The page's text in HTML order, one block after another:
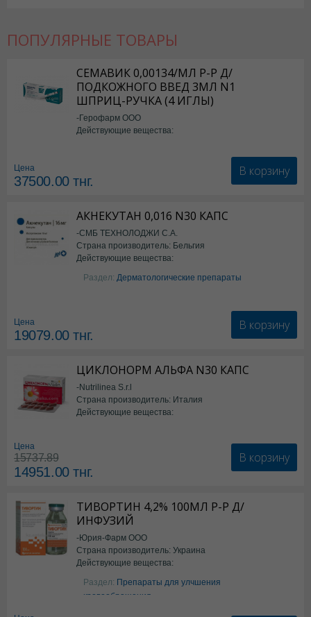
ПОПУЛЯРНЫЕ ТОВАРЫ
СЕМАВИК 0,00134/МЛ Р-Р Д/
ПОДКОЖНОГО ВВЕД 3МЛ N1
ШПРИЦ-РУЧКА (4 ИГЛЫ)
-Герофарм ООО
Действующие вещества:
Цена
37500.00тнг.
В корзину
АКНЕКУТАН 0,016 N30 КАПС
-СМБ ТЕХНОЛОДЖИ С.А.
Страна производитель: Бельгия
Действующие вещества:
Изотретиноин
Раздел: Дерматологические препараты
Цена
19079.00тнг.
В корзину
ЦИКЛОНОРМ АЛЬФА N30 КАПС
-Nutrilinea S.r.l
Страна производитель: Италия
Действующие вещества:
Цена
15737.89
14951.00тнг.
В корзину
ТИВОРТИН 4,2% 100МЛ Р-Р Д/
ИНФУЗИЙ
-Юрия-Фарм ООО
Страна производитель: Украина
Действующие вещества:
Аргинин
Раздел: Препараты для улчшения
кровообращения